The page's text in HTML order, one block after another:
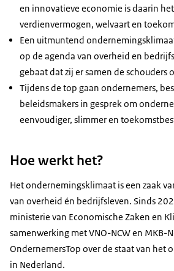
en innovatieve economie is daarin
verdienvermogen, welvaart en
Een uitmuntend
op de agenda van overheid en
gebaat dat zij er samen de schouders
Tijdens de top gaan ondernemers,
beleidsmakers in gesprek om
eenvoudiger, slimmer en
Hoe werkt het?
Het ondernemingsklimaat is een zaak
van overheid én bedrijfsleven. Sinds
ministerie van Economische Zaken en
samenwerking met VNO-NCW en MKB-
OndernemersTop over de staat van het
in Nederland.